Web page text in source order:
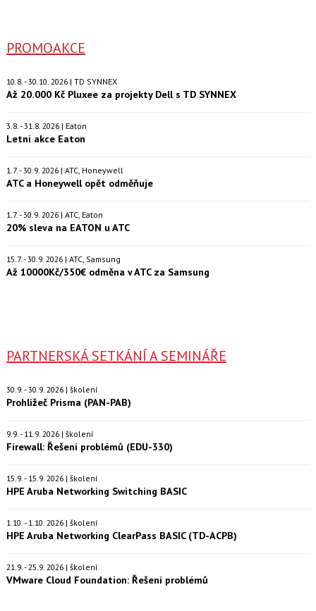
PROMOAKCE
10.8. - 30.10. 2026 | TD SYNNEX
Až 20.000 Kč Pluxee za projekty Dell s TD SYNNEX
3.8. - 31.8. 2026 | Eaton
Letní akce Eaton
1.7. - 30.9. 2026 | ATC, Honeywell
ATC a Honeywell opět odměňuje
1.7. - 30.9. 2026 | ATC, Eaton
20% sleva na EATON u ATC
15.7. - 30.9. 2026 | ATC, Samsung
Až 10000Kč/350€ odměna v ATC za Samsung
PARTNERSKÁ SETKÁNÍ A SEMINÁŘE
30.9. - 30.9. 2026 | školení
Prohlížeč Prisma (PAN-PAB)
9.9. - 11.9. 2026 | školení
Firewall: Řešení problémů (EDU-330)
15.9. - 15.9. 2026 | školení
HPE Aruba Networking Switching BASIC
1.10. - 1.10. 2026 | školení
HPE Aruba Networking ClearPass BASIC (TD-ACPB)
21.9. - 25.9. 2026 | školení
VMware Cloud Foundation: Řešení problémů